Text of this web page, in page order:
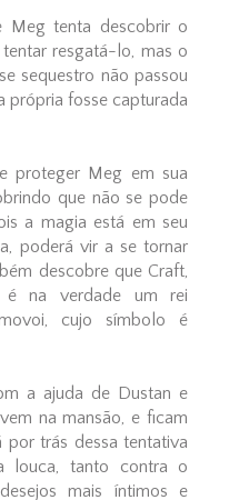
Meg tenta descobrir o
resgatá-lo, mas o
sequestro não passou
própria fosse capturada
proteger Meg em sua
que não se pode
a magia está em seu
poderá vir a se tornar
descobre que Craft,
na verdade um rei
cujo símbolo é
a ajuda de Dustan e
na mansão, e ficam
por trás dessa tentativa
louca, tanto contra o
mais íntimos e